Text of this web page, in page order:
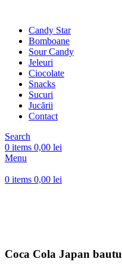
Candy Star
Bomboane
Sour Candy
Jeleuri
Ciocolate
Snacks
Sucuri
Jucării
Contact
Search
0 items 0,00 lei
Menu
0 items 0,00 lei
Coca Cola Japan